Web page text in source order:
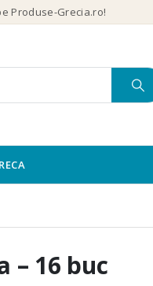
Produse-Grecia.ro!
– 16 buc